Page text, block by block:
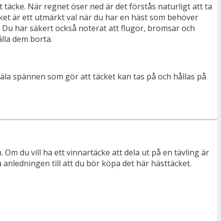
När regnet öser ned är det förstås naturligt att ta
är ett utmärkt val när du har en häst som behöver
har säkert också noterat att flugor, bromsar och
dem borta.
spännen som gör att täcket kan tas på och hållas på
du vill ha ett vinnartäcke att dela ut på en tävling är
till att du bör köpa det här hästtäcket.